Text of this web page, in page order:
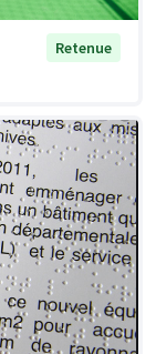
Retenue